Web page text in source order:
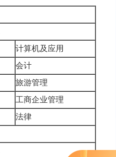
计算机及应用
会计
旅游管理
工商企业管理
法律